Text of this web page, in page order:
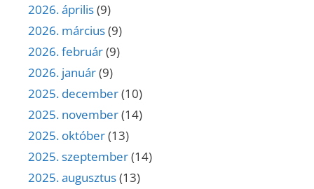
2026. április(9)
2026. március(9)
2026. február(9)
2026. január(9)
2025. december(10)
2025. november(14)
2025. október(13)
2025. szeptember(14)
2025. augusztus(13)